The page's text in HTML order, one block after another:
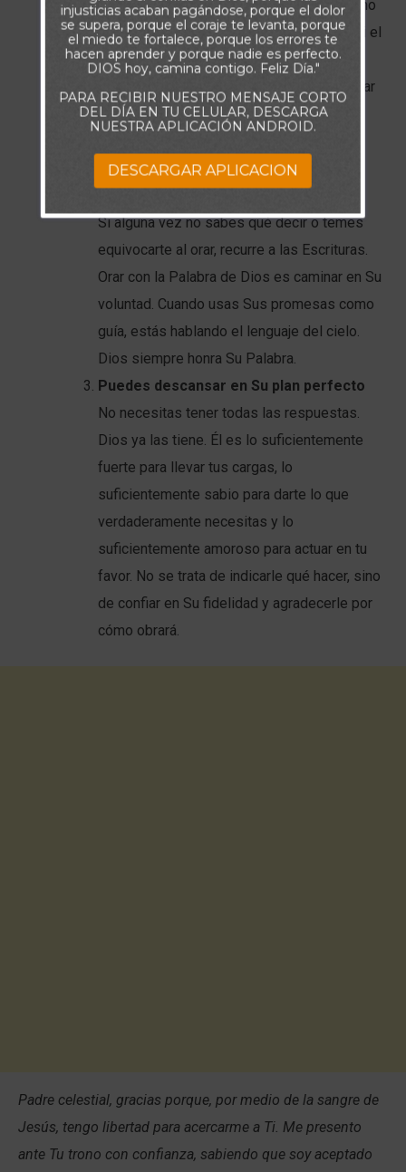
No te acercas al Padre por tus méritos, sino
por la sangre de Cristo. Jesús abrió para ti el
camino al Lugar Santísimo. No necesitas
tener miedo ni sentirte indigno. Puedes orar
con plena confianza, porque tu entrada ha
recibe como a un hijo amado.
Si alguna vez no sabes qué decir o temes
equivocarte al orar, recurre a las Escrituras.
Orar con la Palabra de Dios es caminar en Su
voluntad. Cuando usas Sus promesas como
guía, estás hablando el lenguaje del cielo.
Dios siempre honra Su Palabra.
Puedes descansar en Su plan perfecto
No necesitas tener todas las respuestas.
Dios ya las tiene. Él es lo suficientemente
fuerte para llevar tus cargas, lo
suficientemente sabio para darte lo que
verdaderamente necesitas y lo
suficientemente amoroso para actuar en tu
favor. No se trata de indicarle qué hacer, sino
de confiar en Su fidelidad y agradecerle por
cómo obrará.
Padre celestial, gracias porque, por medio de la sangre de
Jesús, tengo libertad para acercarme a Ti. Me presento
ante Tu trono con confianza, sabiendo que soy aceptado
injusticias acaban pagándose, porque el dolor
se supera, porque el coraje te levanta, porque
el miedo te fortalece, porque los errores te
hacen aprender y porque nadie es perfecto.
DIOS hoy, camina contigo. Feliz Día."
PARA RECIBIR NUESTRO MENSAJE CORTO
DEL DÍA EN TU CELULAR, DESCARGA
NUESTRA APLICACIÓN ANDROID.
DESCARGAR APLICACION